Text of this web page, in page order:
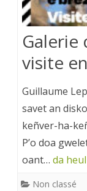
Galerie
visite
Guillaume
savet an
keñver-ha-
P’o doa
oant… da
Non classé